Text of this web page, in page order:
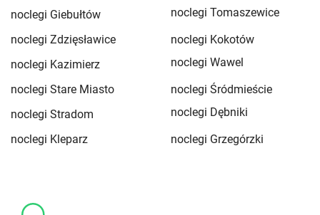
noclegi Giebułtów
noclegi Tomaszewice
noclegi Zdzięsławice
noclegi Kokotów
noclegi Kazimierz
noclegi Wawel
noclegi Stare Miasto
noclegi Śródmieście
noclegi Stradom
noclegi Dębniki
noclegi Kleparz
noclegi Grzegórzki